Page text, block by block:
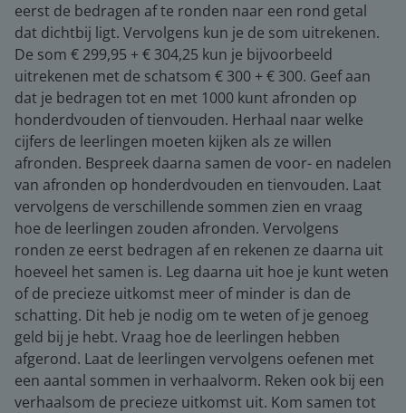
eerst de bedragen af te ronden naar een rond getal
dat dichtbij ligt. Vervolgens kun je de som uitrekenen.
De som € 299,95 + € 304,25 kun je bijvoorbeeld
uitrekenen met de schatsom € 300 + € 300. Geef aan
dat je bedragen tot en met 1000 kunt afronden op
honderdvouden of tienvouden. Herhaal naar welke
cijfers de leerlingen moeten kijken als ze willen
afronden. Bespreek daarna samen de voor- en nadelen
van afronden op honderdvouden en tienvouden. Laat
vervolgens de verschillende sommen zien en vraag
hoe de leerlingen zouden afronden. Vervolgens
ronden ze eerst bedragen af en rekenen ze daarna uit
hoeveel het samen is. Leg daarna uit hoe je kunt weten
of de precieze uitkomst meer of minder is dan de
schatting. Dit heb je nodig om te weten of je genoeg
geld bij je hebt. Vraag hoe de leerlingen hebben
afgerond. Laat de leerlingen vervolgens oefenen met
een aantal sommen in verhaalvorm. Reken ook bij een
verhaalsom de precieze uitkomst uit. Kom samen tot